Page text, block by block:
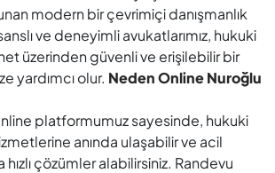
modern bir çevrimiçi danışmanlık
ve deneyimli avukatlarımız, hukuki
üzerinden güvenli ve erişilebilir bir
yardımcı olur. Neden Online Nuroğlu
platformumuz sayesinde, hukuki
anında ulaşabilir ve acil
hızlı çözümler alabilirsiniz. Randevu